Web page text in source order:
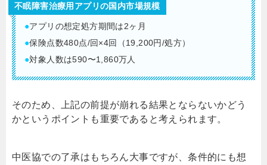
不眠障害治療⽤アプリの国内市場規模
●アプリの想定処⽅期間は2ヶ⽉
●保険点数480点/回×4回（19,200円/処⽅）
●対象人数は590〜1,860万⼈
そのため、上記の前提が崩れる結果とならないかどう
かというポイントも重要であると考えられます。
中医協での了承はもちろん大事ですが、条件的にも想